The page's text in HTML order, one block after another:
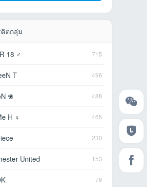
ตกลุ่ม
715
18 ♂
496
T
488
❀
465
H ♀
230
153
United
79